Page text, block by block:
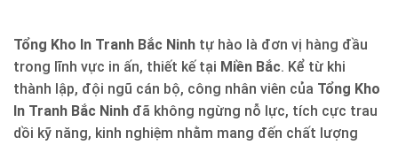
Tổng Kho In Tranh Bắc Ninh tự hào là đơn vị hàng đầu
trong lĩnh vực in ấn, thiết kế tại Miền Bắc. Kể từ khi
thành lập, đội ngũ cán bộ, công nhân viên của Tổng Kho
In Tranh Bắc Ninh đã không ngừng nỗ lực, tích cực trau
dồi kỹ năng, kinh nghiệm nhằm mang đến chất lượng